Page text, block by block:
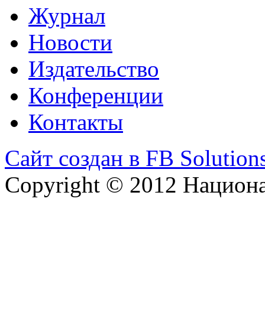
Журнал
Новости
Издательство
Конференции
Контакты
Сайт создан в FB
Copyright © 2012